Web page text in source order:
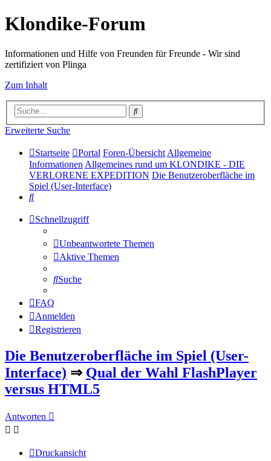
Klondike-Forum
Informationen und Hilfe von Freunden für Freunde - Wir sind
zertifiziert von Plinga
Zum Inhalt
Suche
Erweiterte Suche
Startseite Portal Foren-ÜbersichtAllgemeine
InformationenAllgemeines rund um KLONDIKE - DIE
VERLORENE EXPEDITION Die Benutzeroberfläche im
Spiel (User-Interface)
Suche
Schnellzugriff
Unbeantwortete Themen
Aktive Themen
Suche
FAQ
Anmelden
Registrieren
Die Benutzeroberfläche im Spiel (User-
Interface) ⇒ Qual der Wahl FlashPlayer
versus HTML5
Antworten
Druckansicht